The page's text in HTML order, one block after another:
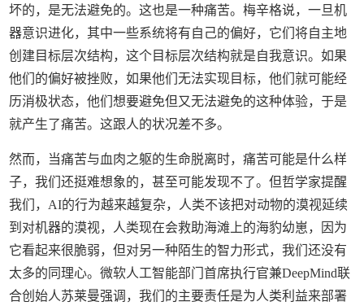
坏的，是无法避免的。这也是一种痛苦。梅辛格说，一旦机
器意识进化，其中一些系统将有自己的偏好，它们将自主地
创建目标层次结构，这个目标层次结构就是自我意识。如果
他们的偏好被挫败，如果他们无法实现目标，他们就可能经
历消极状态，他们想要避免但又无法避免的这种体验，于是
就产生了痛苦。这跟人的状况差不多。
然而，当痛苦与血肉之躯的生命脱离时，痛苦可能是什么样
子，我们还挺难想象的，甚至可能发现不了。但哲学家提醒
我们，AI的行为越来越复杂，人类不该把对动物的漠视延续
到对机器的漠视，人类现在会救助海滩上的海豹幼崽，因为
它看起来很脆弱，但对另一种陌生的智力形式，我们还没有
太多的同理心。微软人工智能部门首席执行官兼DeepMind联
合创始人苏莱曼强调，我们的主要责任是为人类利益来部署